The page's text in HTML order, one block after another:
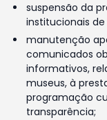
suspensão da
institucionais
manutenção
comunicados
informativos,
museus, à
programação
transparência;